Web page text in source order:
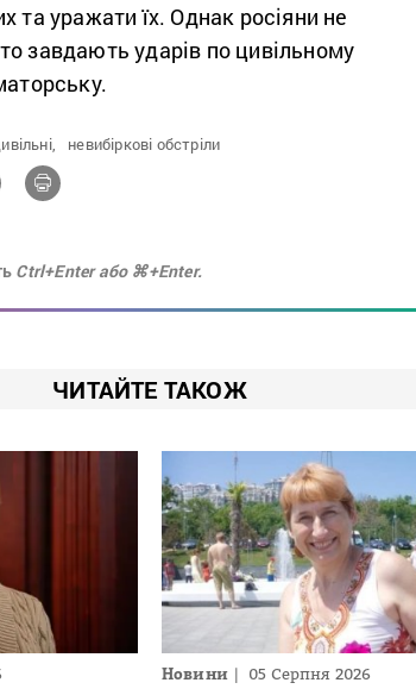
та уражати їх. Однак росіяни не
завдають ударів по цивільному
невибіркові обстріли
Ctrl+Enter або ⌘+Enter.
ЧИТАЙТЕ ТАКОЖ
Новини 05 Серпня 2026